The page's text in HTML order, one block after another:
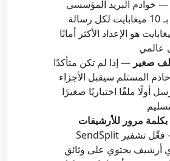
— خوادم البريد المؤسسي
كثيرًا ما تُحدّ بـ 10 ميغابايت لكل رسالة
10 ميغابايت هو الإعداد الأكثر أمانًا
عالمي
صغير — إذا لم تكن متأكدًا
المستلم سيقبل الأجزاء
أولًا ملفًا اختباريًا صغيرًا
مرور للأرشيفات
— فعِّل تشفير SendSplit
أرشيف يحتوي على وثائق